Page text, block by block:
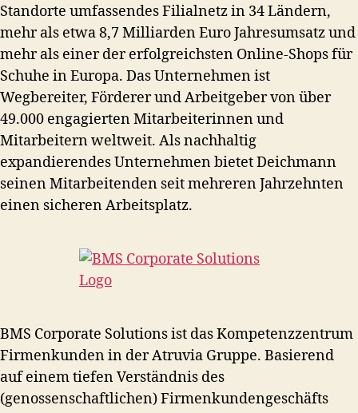
Standorte umfassendes Filialnetz in 34 Ländern,
mehr als etwa 8,7 Milliarden Euro Jahresumsatz und
mehr als einer der erfolgreichsten Online-Shops für
Schuhe in Europa. Das Unternehmen ist
Wegbereiter, Förderer und Arbeitgeber von über
49.000 engagierten Mitarbeiterinnen und
Mitarbeitern weltweit. Als nachhaltig
expandierendes Unternehmen bietet Deichmann
seinen Mitarbeitenden seit mehreren Jahrzehnten
einen sicheren Arbeitsplatz.
BMS Corporate Solutions ist das Kompetenzzentrum
Firmenkunden in der Atruvia Gruppe. Basierend
auf einem tiefen Verständnis des
(genossenschaftlichen) Firmenkundengeschäfts